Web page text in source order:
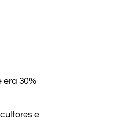
era 30%
e